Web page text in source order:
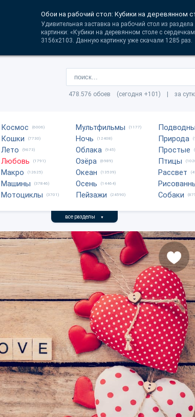
Обои на рабочий стол: Кубики на деревянном
Удивительная заставка на рабочий стол из
картинки: «Кубики на деревянном столе с
3156x2103. Данную картинку уже скачали 1285 раз.
478.576 обоев (сегодня +101) | за
Космос (6006)
Кошки (7730)
Лето (9673)
Любовь (1791)
Макро (12625)
Машины (37846)
Мотоциклы (3701)
Мультфильмы (1177)
Ночь (12408)
Облака (945)
Озёра (6989)
Океан (13539)
Осень (14464)
Пейзажи (24590)
Природа
Простые
Птицы
Рассвет
Собаки
все разделы ▼